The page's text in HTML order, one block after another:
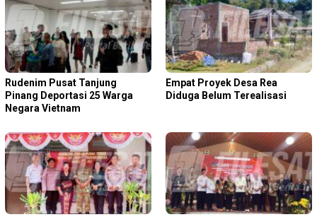
Rudenim Pusat Tanjung
Pinang Deportasi 25 Warga
Negara Vietnam
Empat Proyek Desa Rea
Diduga Belum Terealisasi